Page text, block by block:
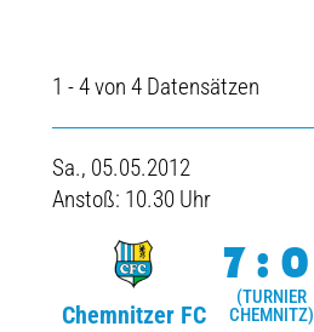
1 - 4 von 4 Datensätzen
Sa., 05.05.2012
Anstoß: 10.30 Uhr
Chemnitzer FC
7:0
(TURNIER
CHEMNITZ)